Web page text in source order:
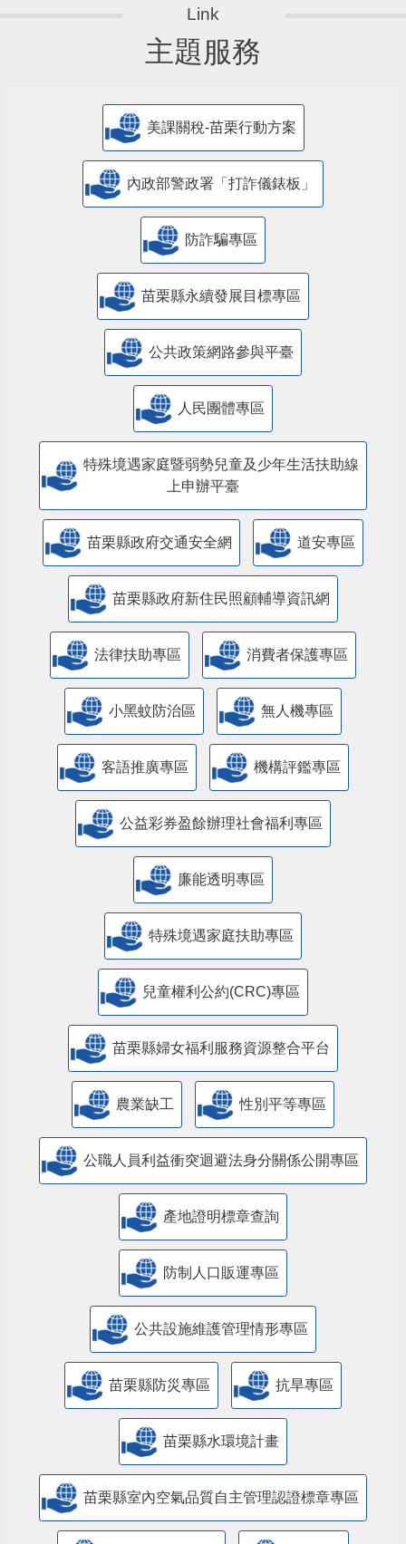
主題服務
美課關稅-苗栗行動方案
內政部警政署「打詐儀錶板」
防詐騙專區
苗栗縣永續發展目標專區
公共政策網路參與平臺
人民團體專區
特殊境遇家庭暨弱勢兒童及少年生活扶助線
上申辦平臺
苗栗縣政府交通安全網 道安專區
苗栗縣政府新住民照顧輔導資訊網
法律扶助專區 消費者保護專區
小黑蚊防治區 無人機專區
客語推廣專區 機構評鑑專區
公益彩券盈餘辦理社會福利專區
廉能透明專區
特殊境遇家庭扶助專區
兒童權利公約(CRC)專區
苗栗縣婦女福利服務資源整合平台
農業缺工 性別平等專區
公職人員利益衝突迴避法身分關係公開專區
產地證明標章查詢
防制人口販運專區
​公共設施維護管理情形專區
苗栗縣防災專區 抗旱專區
苗栗縣水環境計畫
苗栗縣室內空氣品質自主管理認證標章專區